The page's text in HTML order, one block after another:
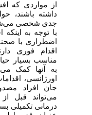
از مواردی که
داشته باشند،
جدی شخصی
با توجه به
اضطراری با
اقدام فوری
مناسب بسیار
به آنها کمک
اورژانسی،
جان افراد
می‌تواند قبل
درمانی تکمیلی